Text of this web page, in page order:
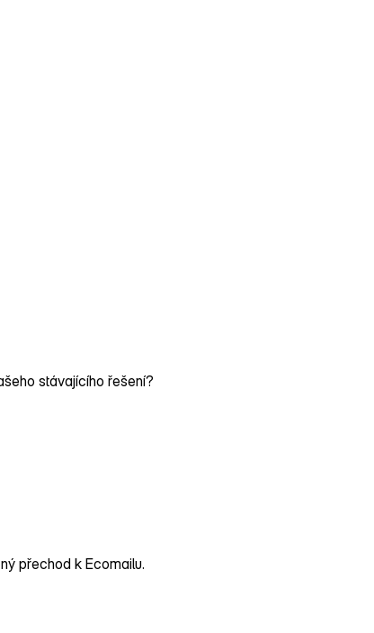
stávajícího řešení?
přechod k Ecomailu.